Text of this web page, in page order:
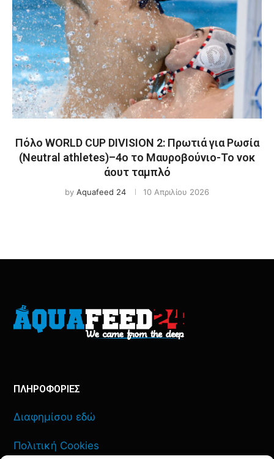
Πόλο WORLD CUP DIVISION 2: Πρωτιά για Ρωσία
(Neutral athletes)–4ο το Μαυροβούνιο-Το νοκ
άουτ ταμπλό
by Aquafeed 24 10 Απριλίου 2026
ΠΛΗΡΟΦΟΡΙΕΣ
Διαφημίσου εδώ
Πολιτική Cookies